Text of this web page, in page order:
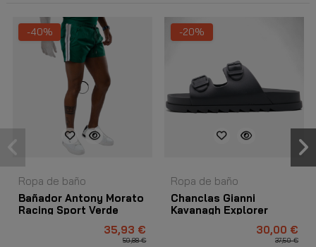
-40%
Ropa de baño
Bañador Antony Morato
Racing Sport Verde
35,93 €
59,88 €
-20%
Ropa de baño
Chanclas Gianni
Kavanagh Explorer
30,00 €
37,50 €